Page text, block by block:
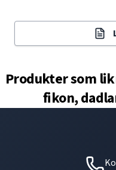
Produkter som
fikon,